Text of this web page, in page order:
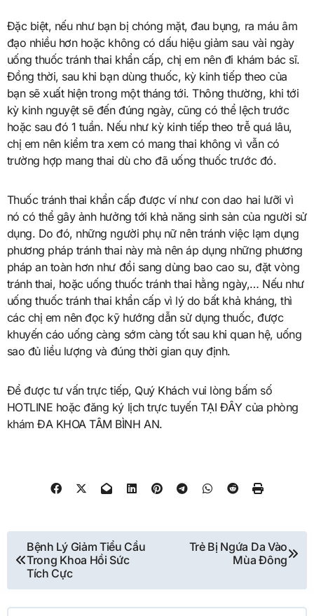
Đặc biệt, nếu như bạn bị chóng mặt, đau bụng, ra máu âm
đạo nhiều hơn hoặc không có dấu hiệu giảm sau vài ngày
uống thuốc tránh thai khẩn cấp, chị em nên đi khám bác sĩ.
Đồng thời, sau khi bạn dùng thuốc, kỳ kinh tiếp theo của
bạn sẽ xuất hiện trong một tháng tới. Thông thường, khi tới
kỳ kinh nguyệt sẽ đến đúng ngày, cũng có thể lệch trước
hoặc sau đó 1 tuần. Nếu như kỳ kinh tiếp theo trễ quá lâu,
chị em nên kiểm tra xem có mang thai không vì vẫn có
trường hợp mang thai dù cho đã uống thuốc trước đó.
Thuốc tránh thai khẩn cấp được ví như con dao hai lưỡi vì
nó có thể gây ảnh hưởng tới khả năng sinh sản của người sử
dụng. Do đó, những người phụ nữ nên tránh việc lạm dụng
phương pháp tránh thai này mà nên áp dụng những phương
pháp an toàn hơn như đổi sang dùng bao cao su, đặt vòng
tránh thai, hoặc uống thuốc tránh thai hằng ngày,… Nếu như
uống thuốc tránh thai khẩn cấp vì lý do bất khả kháng, thì
các chị em nên đọc kỹ hướng dẫn sử dụng thuốc, được
khuyến cáo uống càng sớm càng tốt sau khi quan hệ, uống
sao đủ liều lượng và đúng thời gian quy định.
Để được tư vấn trực tiếp, Quý Khách vui lòng bấm số
HOTLINE hoặc đăng ký lịch trực tuyến TẠI ĐÂY của phòng
khám ĐA KHOA TÂM BÌNH AN.
Điều
hướng
bài
Bệnh Lý Giảm Tiểu Cầu
Trong Khoa Hồi Sức
Tích Cực
Trẻ Bị Ngứa Da Vào
Mùa Đông